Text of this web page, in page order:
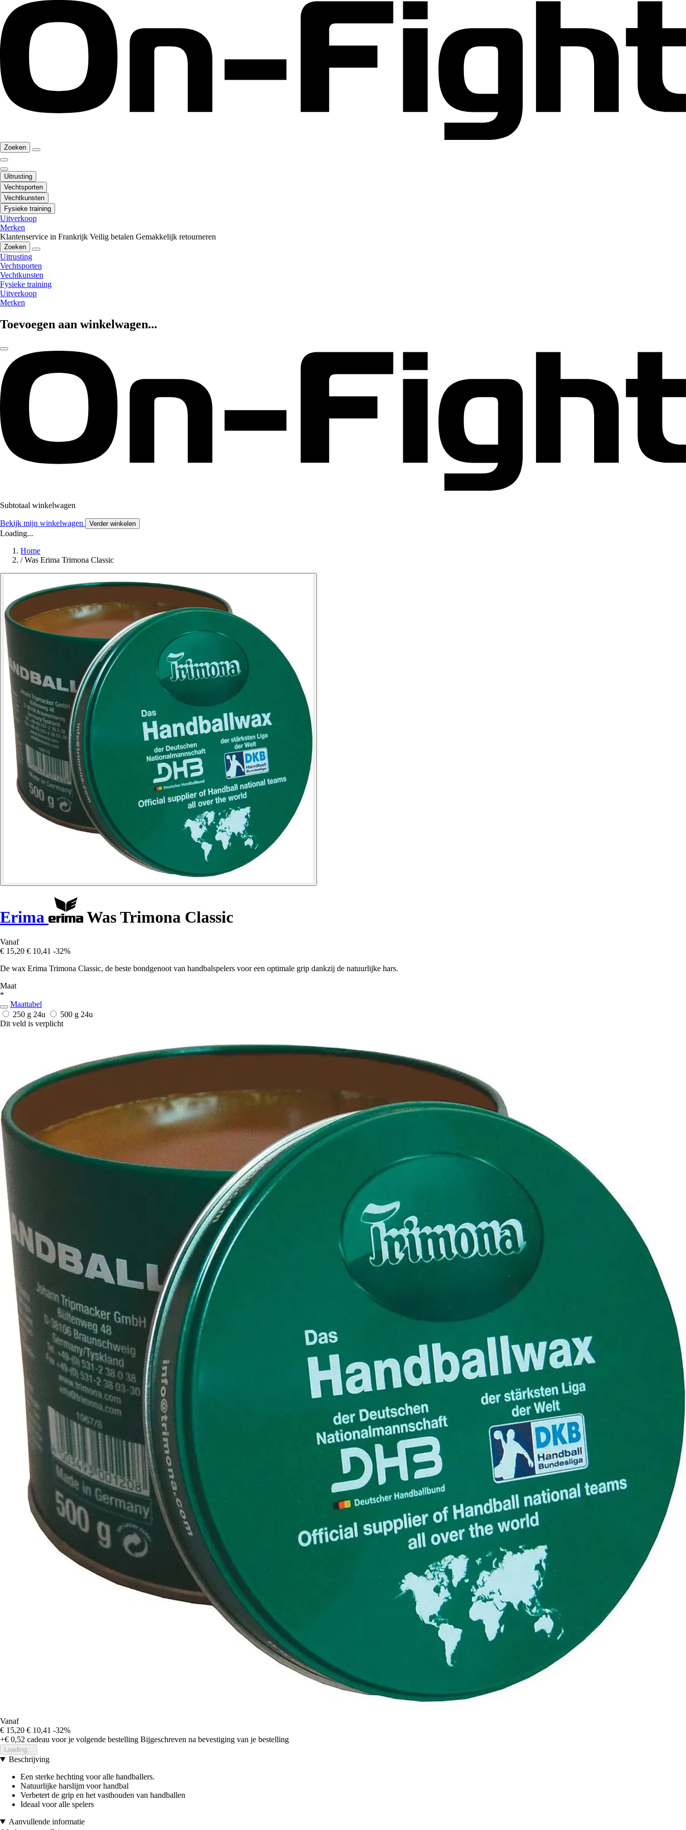
Zoeken
Uitrusting
Vechtsporten
Vechtkunsten
Fysieke training
Uitverkoop
Merken
Klantenservice in Frankrijk Veilig betalen Gemakkelijk retourneren
Zoeken
Uitrusting
Vechtsporten
Vechtkunsten
Fysieke training
Uitverkoop
Merken
Toevoegen aan winkelwagen...
Subtotaal winkelwagen
Bekijk mijn winkelwagen Verder winkelen
Loading...
Home
/ Was Erima Trimona Classic
Erima Was Trimona Classic
Vanaf
€ 15,20 € 10,41 -32%
De wax Erima Trimona Classic, de beste bondgenoot van handbalspelers voor een optimale grip dankzij de natuurlijke hars.
Maat
*
Maattabel
250 g 24u 500 g 24u
Dit veld is verplicht
Vanaf
€ 15,20 € 10,41 -32%
+€ 0,52 cadeau voor je volgende bestelling Bijgeschreven na bevestiging van je bestelling
Loading...
Beschrijving
Een sterke hechting voor alle handballers.
Natuurlijke harslijm voor handbal
Verbetert de grip en het vasthouden van handballen
Ideaal voor alle spelers
Aanvullende informatie